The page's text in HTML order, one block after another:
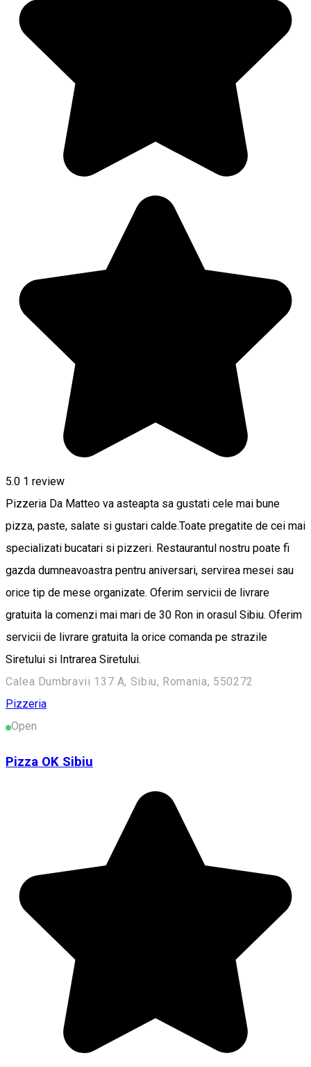
5.0 1 review
Pizzeria Da Matteo va asteapta sa gustati cele mai bune
pizza, paste, salate si gustari calde.Toate pregatite de cei mai
specializati bucatari si pizzeri. Restaurantul nostru poate fi
gazda dumneavoastra pentru aniversari, servirea mesei sau
orice tip de mese organizate. Oferim servicii de livrare
gratuita la comenzi mai mari de 30 Ron in orasul Sibiu. Oferim
servicii de livrare gratuita la orice comanda pe strazile
Siretului si Intrarea Siretului.
Calea Dumbravii 137 A, Sibiu, Romania, 550272
Pizzeria
Open
Pizza OK Sibiu